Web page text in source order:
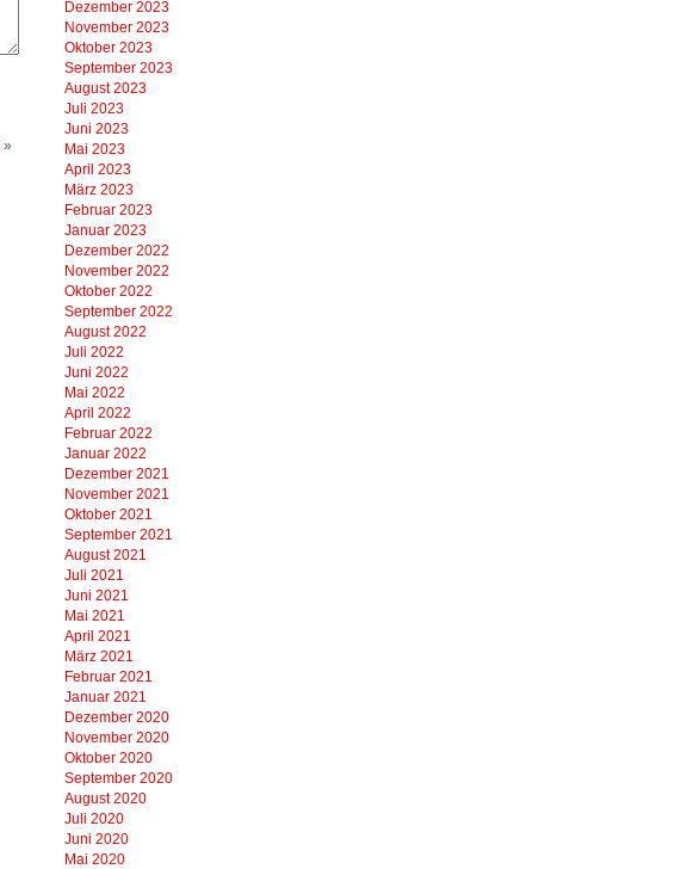
»
Dezember 2023
November 2023
Oktober 2023
September 2023
August 2023
Juli 2023
Juni 2023
Mai 2023
April 2023
März 2023
Februar 2023
Januar 2023
Dezember 2022
November 2022
Oktober 2022
September 2022
August 2022
Juli 2022
Juni 2022
Mai 2022
April 2022
Februar 2022
Januar 2022
Dezember 2021
November 2021
Oktober 2021
September 2021
August 2021
Juli 2021
Juni 2021
Mai 2021
April 2021
März 2021
Februar 2021
Januar 2021
Dezember 2020
November 2020
Oktober 2020
September 2020
August 2020
Juli 2020
Juni 2020
Mai 2020